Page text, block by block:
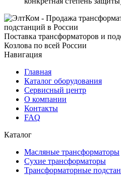
Поставка трансформаторов и
Козлова по всей России
Навигация
Главная
Каталог оборудования
Сервисный центр
О компании
Контакты
FAQ
Каталог
Масляные трансформаторы
Сухие трансформаторы
Трансформаторные